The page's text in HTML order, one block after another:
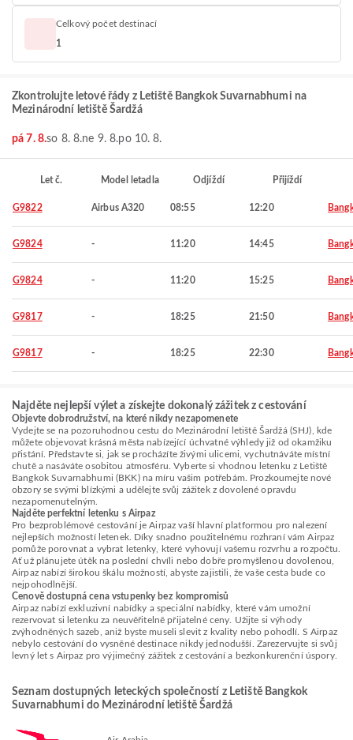
Celkový počet destinací
1
Zkontrolujte letové řády z Letiště Bangkok Suvarnabhumi na
Mezinárodní letiště Šardžá
pá 7. 8.so 8. 8.ne 9. 8.po 10. 8.
Let č. Model letadla Odjíždí Přijíždí
G9822 Airbus A320 08:55 12:20
G9824 - 11:20 14:45
G9824 - 11:20 15:25
G9817 - 18:25 21:50
G9817 - 18:25 22:30
Najděte nejlepší výlet a získejte dokonalý zážitek z cestování
Objevte dobrodružství, na které nikdy nezapomenete
Vydejte se na pozoruhodnou cestu do Mezinárodní letiště Šardžá (SHJ), kde
můžete objevovat krásná města nabízející úchvatné výhledy již od okamžiku
přistání. Představte si, jak se procházíte živými ulicemi, vychutnáváte místní
chutě a nasáváte osobitou atmosféru. Vyberte si vhodnou letenku z Letiště
Bangkok Suvarnabhumi (BKK) na míru vašim potřebám. Prozkoumejte nové
obzory se svými blízkými a udělejte svůj zážitek z dovolené opravdu
nezapomenutelným.
Najděte perfektní letenku s Airpaz
Pro bezproblémové cestování je Airpaz vaší hlavní platformou pro nalezení
nejlepších možností letenek. Díky snadno použitelnému rozhraní vám Airpaz
pomůže porovnat a vybrat letenky, které vyhovují vašemu rozvrhu a rozpočtu.
Ať už plánujete útěk na poslední chvíli nebo dobře promyšlenou dovolenou,
Airpaz nabízí širokou škálu možností, abyste zajistili, že vaše cesta bude co
nejpohodlnější.
Cenově dostupná cena vstupenky bez kompromisů
Airpaz nabízí exkluzivní nabídky a speciální nabídky, které vám umožní
rezervovat si letenku za neuvěřitelně přijatelné ceny. Užijte si výhody
zvýhodněných sazeb, aniž byste museli slevit z kvality nebo pohodlí. S Airpaz
nebylo cestování do vysněné destinace nikdy jednodušší. Zarezervujte si svůj
levný let s Airpaz pro výjimečný zážitek z cestování a bezkonkurenční úspory.
Seznam dostupných leteckých společností z Letiště Bangkok
Suvarnabhumi do Mezinárodní letiště Šardžá